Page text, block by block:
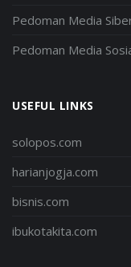
Pedoman Media
Pedoman Media
USEFUL LINKS
solopos.com
harianjogja.com
bisnis.com
ibukotakita.com